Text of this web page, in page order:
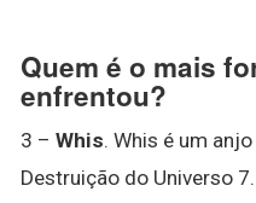
Quem é o mais
enfrentou?
3 – Whis. Whis é um
Destruição do Universo